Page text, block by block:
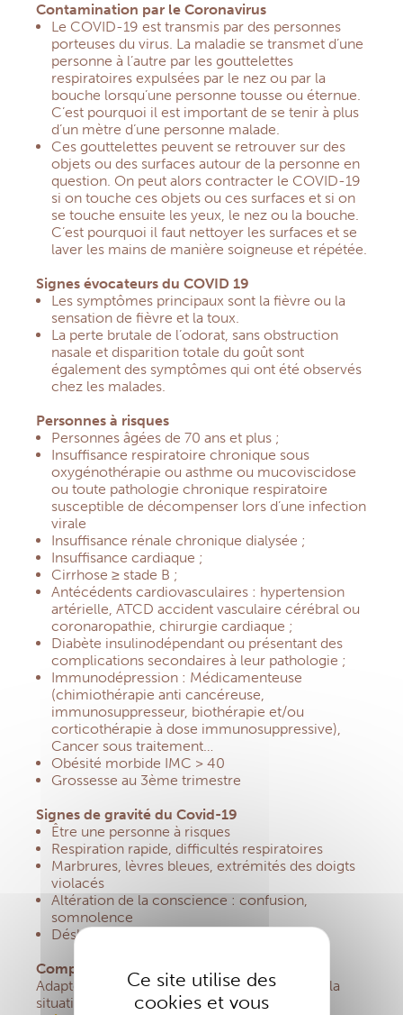
Ce site utilise des
cookies et vous
Contamination par le Coronavirus
Le COVID-19 est transmis par des personnes
porteuses du virus. La maladie se transmet d’une
personne à l’autre par les gouttelettes
respiratoires expulsées par le nez ou par la
bouche lorsqu’une personne tousse ou éternue.
C’est pourquoi il est important de se tenir à plus
d’un mètre d’une personne malade.
Ces gouttelettes peuvent se retrouver sur des
objets ou des surfaces autour de la personne en
question. On peut alors contracter le COVID-19
si on touche ces objets ou ces surfaces et si on
se touche ensuite les yeux, le nez ou la bouche.
C’est pourquoi il faut nettoyer les surfaces et se
laver les mains de manière soigneuse et répétée.
Signes évocateurs du COVID 19
Les symptômes principaux sont la fièvre ou la
sensation de fièvre et la toux.
La perte brutale de l’odorat, sans obstruction
nasale et disparition totale du goût sont
également des symptômes qui ont été observés
chez les malades.
Personnes à risques
Personnes âgées de 70 ans et plus ;
Insuffisance respiratoire chronique sous
oxygénothérapie ou asthme ou mucoviscidose
ou toute pathologie chronique respiratoire
susceptible de décompenser lors d’une infection
virale
Insuffisance rénale chronique dialysée ;
Insuffisance cardiaque ;
Cirrhose ≥ stade B ;
Antécédents cardiovasculaires : hypertension
artérielle, ATCD accident vasculaire cérébral ou
coronaropathie, chirurgie cardiaque ;
Diabète insulinodépendant ou présentant des
complications secondaires à leur pathologie ;
Immunodépression : Médicamenteuse
(chimiothérapie anti cancéreuse,
immunosuppresseur, biothérapie et/ou
corticothérapie à dose immunosuppressive),
Cancer sous traitement…
Obésité morbide IMC > 40
Grossesse au 3ème trimestre
Signes de gravité du Covid-19
Être une personne à risques
Respiration rapide, difficultés respiratoires
Marbrures, lèvres bleues, extrémités des doigts
violacés
Altération de la conscience : confusion,
somnolence
Déshydratation
Comportement à adopter
Adapter votre comportement en fonction de la
situation rencontrée.